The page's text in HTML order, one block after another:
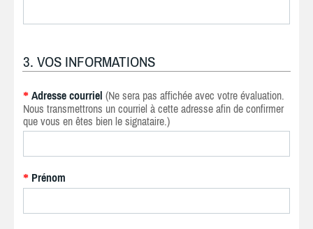
3. VOS INFORMATIONS
* Adresse courriel (Ne sera pas affichée avec votre évaluation.
Nous transmettrons un courriel à cette adresse afin de confirmer
que vous en êtes bien le signataire.)
* Prénom